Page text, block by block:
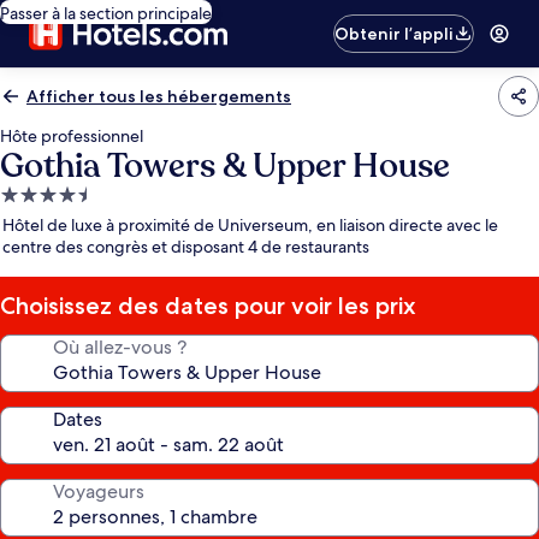
Passer à la section principale
Obtenir l’appli
Afficher tous les hébergements
Hôte professionnel
Gothia Towers & Upper House
Hébergement
4.5 étoiles
Hôtel de luxe à proximité de Universeum, en liaison directe avec le
centre des congrès et disposant 4 de restaurants
Choisissez des dates pour voir les prix
Où allez-vous ?
Dates
Voyageurs